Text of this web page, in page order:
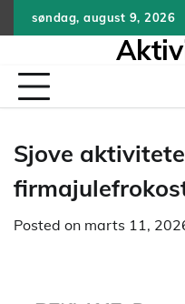
to
søndag, august 9, 2026
Sjove
Posted on marts 11,